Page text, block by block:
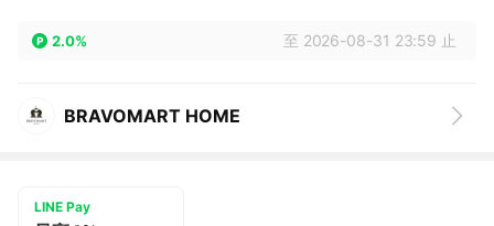
2.0% 至 2026-08-31 23:59 止
BRAVOMART HOME
LINE Pay